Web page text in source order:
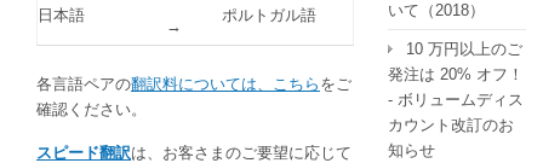
日本語
→
ポルトガル語
各言語ペアの翻訳料については、こちら をご
確認ください。
スピード翻訳は、お客さまのご要望に応じて
いて（2018）
10 万円以上のご
発注は 20% オフ！
- ボリュームディス
カウント改訂のお
知らせ